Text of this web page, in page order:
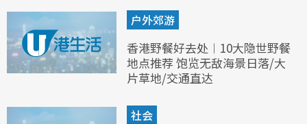
户外郊游
香港野餐好去处︱10大隐世野餐
地点推荐 饱览无敌海景日落/大
片草地/交通直达
社会